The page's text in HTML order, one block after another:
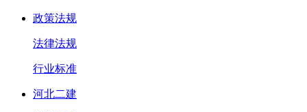
政策法规
法律法规
行业标准
河北二建